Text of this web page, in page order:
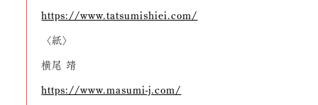
https://www.tatsumishiei.com/
〈紙〉
横尾 靖
https://www.masumi-j.com/